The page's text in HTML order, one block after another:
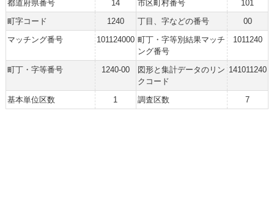
都道府県番号 14 市区町村番号
101
町字コード
1240 丁目、字などの番号
00
マッチング番号
101124000 町丁・字等別結果マッチ
ング番号
1011240
町丁・字等番号 1240-00
図形と集計データのリン
クコード
141011240
基本単位区数 1 調査区数 7